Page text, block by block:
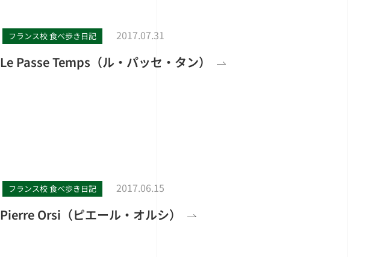
フランス校 食べ歩き日記 2017.07.31
Le Passe Temps（ル・パッセ・タン）
フランス校 食べ歩き日記 2017.06.15
Pierre Orsi（ピエール・オルシ）